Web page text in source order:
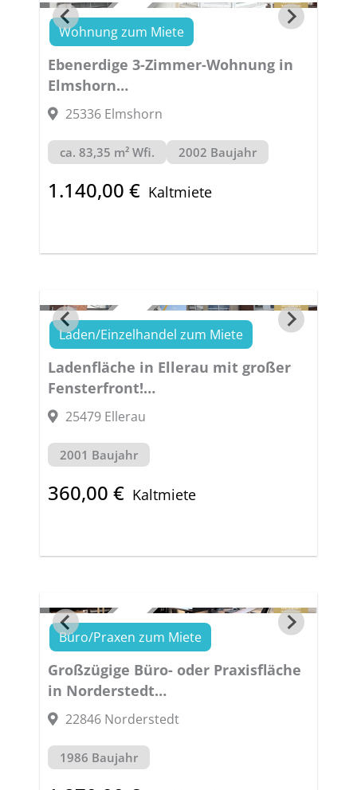
VERMIETET
Wohnung zum Miete
Ebenerdige 3-Zimmer-Wohnung in
Elmshorn
FEEL FREE!
25336 Elmshorn
ca. 83,35 m² Wfi. 2002 Baujahr
1.140,00 € Kaltmiete
VERMIETET
Laden/Einzelhandel zum Miete
Ladenfläche in Ellerau mit großer
Fensterfront!
RAUM FÜR ERFOLG
25479 Ellerau
2001 Baujahr
360,00 € Kaltmiete
VERMIETET
Büro/Praxen zum Miete
Großzügige Büro- oder Praxisfläche
in Norderstedt
TOP LAGE- HELL – MODERN
22846 Norderstedt
1986 Baujahr